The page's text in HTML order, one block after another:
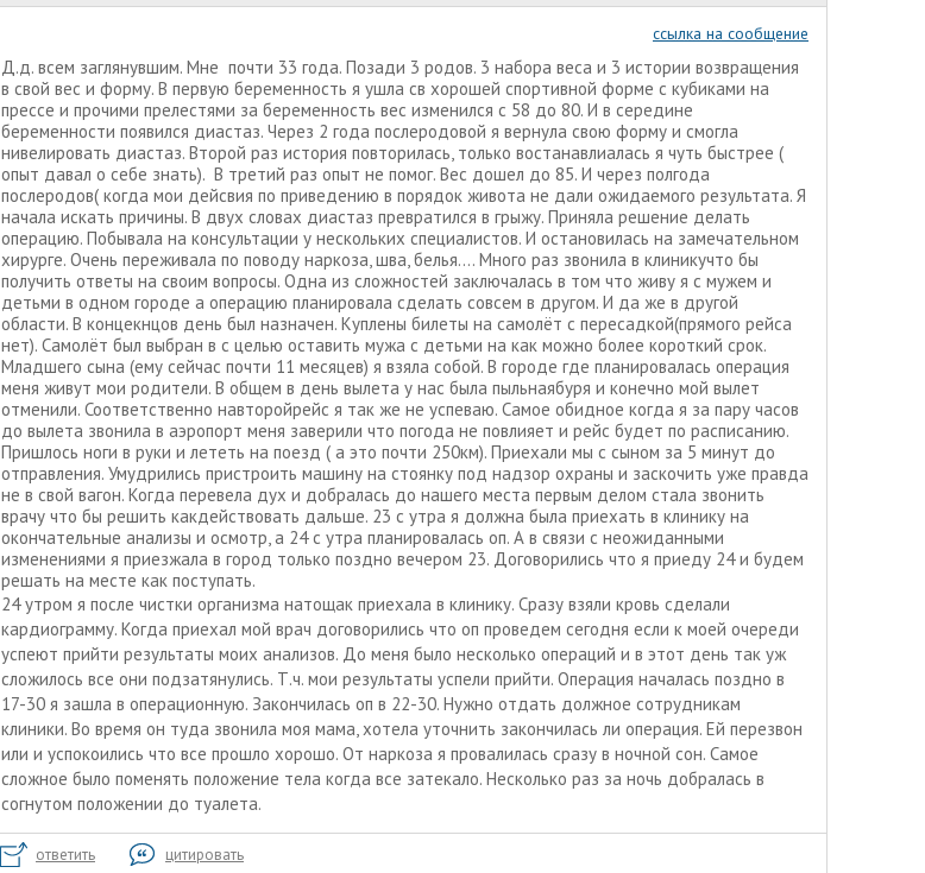
ссылка на сообщение
Д.д. всем заглянувшим. Мне почти 33 года. Позади 3 родов. 3 набора веса и 3 истории возвращения
в свой вес и форму. В первую беременность я ушла св хорошей спортивной форме с кубиками на
прессе и прочими прелестями за беременность вес изменился с 58 до 80. И в середине
беременности появился диастаз. Через 2 года послеродовой я вернула свою форму и смогла
нивелировать диастаз. Второй раз история повторилась, только востанавлиалась я чуть быстрее (
опыт давал о себе знать). В третий раз опыт не помог. Вес дошел до 85. И через полгода
послеродов( когда мои дейсвия по приведению в порядок живота не дали ожидаемого результата. Я
начала искать причины. В двух словах диастаз превратился в грыжу. Приняла решение делать
операцию. Побывала на консультации у нескольких специалистов. И остановилась на замечательном
хирурге. Очень переживала по поводу наркоза, шва, белья.... Много раз звонила в клиникучто бы
получить ответы на своим вопросы. Одна из сложностей заключалась в том что живу я с мужем и
детьми в одном городе а операцию планировала сделать совсем в другом. И да же в другой
области. В концекнцов день был назначен. Куплены билеты на самолёт с пересадкой(прямого рейса
нет). Самолёт был выбран в с целью оставить мужа с детьми на как можно более короткий срок.
Младшего сына (ему сейчас почти 11 месяцев) я взяла собой. В городе где планировалась операция
меня живут мои родители. В общем в день вылета у нас была пыльнаябуря и конечно мой вылет
отменили. Соответственно навторойрейс я так же не успеваю. Самое обидное когда я за пару часов
до вылета звонила в аэропорт меня заверили что погода не повлияет и рейс будет по расписанию.
Пришлось ноги в руки и лететь на поезд ( а это почти 250км). Приехали мы с сыном за 5 минут до
отправления. Умудрились пристроить машину на стоянку под надзор охраны и заскочить уже правда
не в свой вагон. Когда перевела дух и добралась до нашего места первым делом стала звонить
врачу что бы решить какдействовать дальше. 23 с утра я должна была приехать в клинику на
окончательные анализы и осмотр, а 24 с утра планировалась оп. А в связи с неожиданными
изменениями я приезжала в город только поздно вечером 23. Договорились что я приеду 24 и будем
решать на месте как поступать.
24 утром я после чистки организма натощак приехала в клинику. Сразу взяли кровь сделали
кардиограмму. Когда приехал мой врач договорились что оп проведем сегодня если к моей очереди
успеют прийти результаты моих анализов. До меня было несколько операций и в этот день так уж
сложилось все они подзатянулись. Т.ч. мои результаты успели прийти. Операция началась поздно в
17-30 я зашла в операционную. Закончилась оп в 22-30. Нужно отдать должное сотрудникам
клиники. Во время он туда звонила моя мама, хотела уточнить закончилась ли операция. Ей перезвон
или и успокоились что все прошло хорошо. От наркоза я провалилась сразу в ночной сон. Самое
сложное было поменять положение тела когда все затекало. Несколько раз за ночь добралась в
согнутом положении до туалета.
ответить цитировать